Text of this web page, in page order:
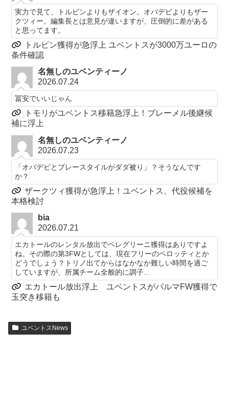
実力で見て、トルビンよりもザイオン。オバデビよりもザー
クツィー。編集長とは意見が違いますが、圧倒的に差がある
と思ってます。
トルビン獲得が急浮上 ユベントスが3000万ユーロの
条件確認
名無しのユベンティーノ
2026.07.24
冨安でいいじゃん
トモリがユベントス移籍急浮上！ブレーメル後継候
補に浮上
名無しのユベンティーノ
2026.07.23
「オバデビとプレースタイルがダダ被り」？そうなんです
か？
ザークツィ獲得が急浮上！ユベントス、代役候補を
本格検討
bia
2026.07.21
エカトールのレンタル放出でペレグリーニ獲得はありですよ
ね。その際の第3FWとしては、現在フリーのベロッティとか
どうでしょう？トリノ出てからはなかなか難しい時間を過ご
していますが、所属チーム全般的に調子...
エカトール放出浮上 ユベントスがパルマFW獲得で
玉突き移籍も
ユベントスNews